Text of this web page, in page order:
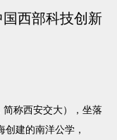
西部科技创新
称西安交大），坐落
建的南洋公学，